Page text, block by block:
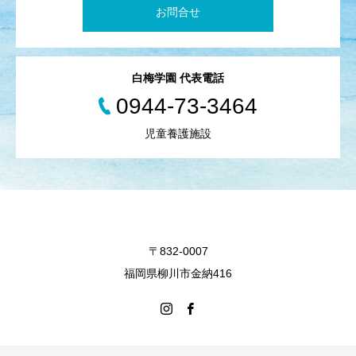
お問合せ
白梅学園 代表電話
0944-73-3464
児童養護施設
〒832-0007
福岡県柳川市金納416